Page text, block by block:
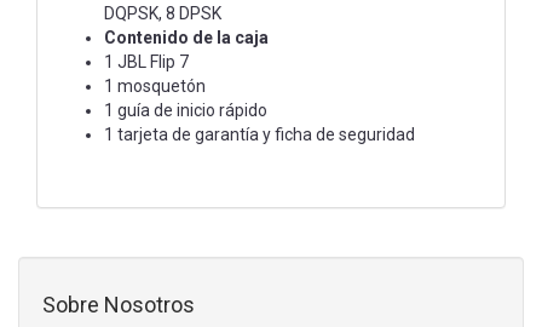
DQPSK, 8 DPSK
Contenido de la caja
1 JBL Flip 7
1 mosquetón
1 guía de inicio rápido
1 tarjeta de garantía y ficha de seguridad
Sobre Nosotros